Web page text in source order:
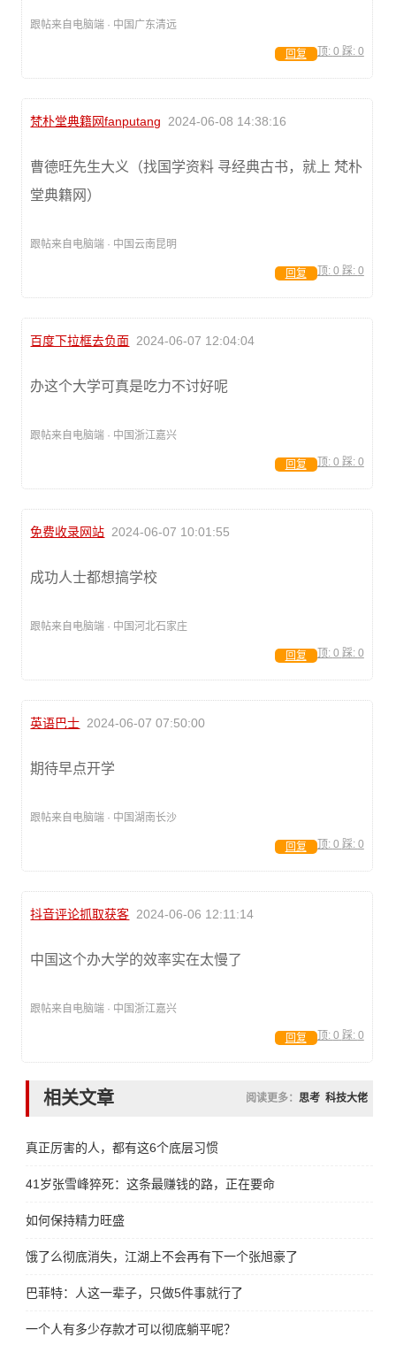
跟帖来自电脑端 · 中国广东清远
顶: 0 踩: 0
回复
梵朴堂典籍网fanputang 2024-06-08 14:38:16
曹德旺先生大义（找国学资料 寻经典古书，就上 梵朴
堂典籍网）
跟帖来自电脑端 · 中国云南昆明
顶: 0 踩: 0
回复
百度下拉框去负面 2024-06-07 12:04:04
办这个大学可真是吃力不讨好呢
跟帖来自电脑端 · 中国浙江嘉兴
顶: 0 踩: 0
回复
免费收录网站 2024-06-07 10:01:55
成功人士都想搞学校
跟帖来自电脑端 · 中国河北石家庄
顶: 0 踩: 0
回复
英语巴士 2024-06-07 07:50:00
期待早点开学
跟帖来自电脑端 · 中国湖南长沙
顶: 0 踩: 0
回复
抖音评论抓取获客 2024-06-06 12:11:14
中国这个办大学的效率实在太慢了
跟帖来自电脑端 · 中国浙江嘉兴
顶: 0 踩: 0
回复
相关文章 阅读更多： 思考 科技大佬
真正厉害的人，都有这6个底层习惯
41岁张雪峰猝死：这条最赚钱的路，正在要命
如何保持精力旺盛
饿了么彻底消失，江湖上不会再有下一个张旭豪了
巴菲特：人这一辈子，只做5件事就行了
一个人有多少存款才可以彻底躺平呢？